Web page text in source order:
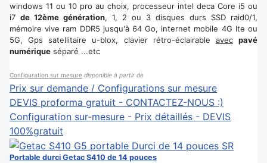
windows 11 ou 10 pro au choix, processeur intel deca Core i5 ou
i7 de 12ème génération, 1, 2 ou 3 disques durs SSD raid0/1,
mémoire vive ram DDR5 jusqu'à 64 Go, internet mobile 4G lte ou
5G, Gps satellitaire u-blox, clavier rétro-éclairable avec pavé
numérique séparé ...etc
Configuration sur mesure disponible à partir de
Prix sur demande / Configurations sur mesure
DEVIS proforma gratuit - CONTACTEZ-NOUS :)
Configuration sur-mesure - Prix détaillés - DEVIS
100%gratuit
Portable durci Getac S410 de 14 pouces